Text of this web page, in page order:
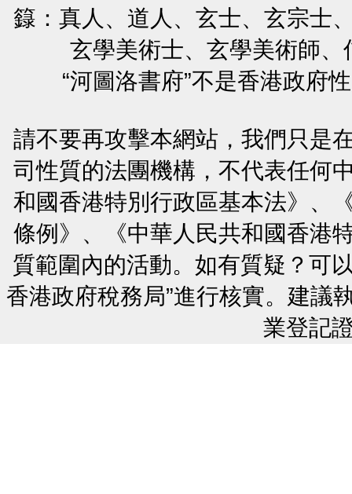
籙：真人、道人、玄士、玄宗士
玄學美術士、玄學美術師
“河圖洛書府”不是香港政府
請不要再攻擊本網站，我們只是
司性質的法團機構，不代表任何
和國香港特別行政區基本法》、
條例》、《中華人民共和國香港
質範圍內的活動。如有質疑？可
香港政府稅務局”進行核實。建議
業登記